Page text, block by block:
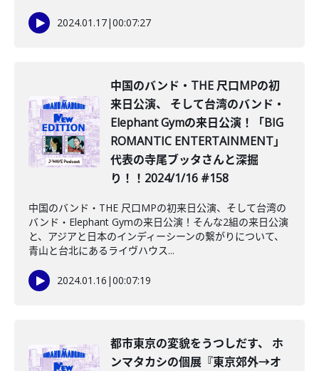
2024.01.17|00:07:27
中国のバンド・THE 尺口MPの初
来日公演、 そして台湾のバンド・
Elephant Gymの来日公演！「BIG
ROMANTIC ENTERTAINMENT」
代表の寺尾ブッタさんと深掘
り！！2024/1/16 #158
中国のバンド・THE 尺口MPの初来日公演、そして台湾の
バンド・Elephant Gymの来日公演！そんな2組の来日公演
と、アジアと日本のインディーシーンの繋がりについて、
青山と台北にあるライヴハウス...
2024.01.16 |00:07:19
都市東京の変貌をうつしだす、 ホ
ンマタカシの個展『東京郊外→オ